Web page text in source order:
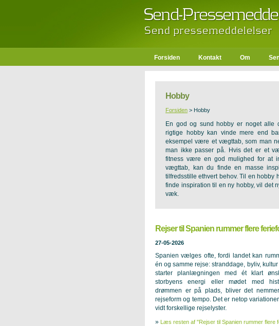
Forsiden Kontakt Om
Hobby
Forsiden > Hobby
En god og sund hobby er noget alle
rigtige hobby kan vinde mere end
eksempel være et vægttab, som man
man ikke passer på. Hvis det er et
fitness være en god mulighed for at
vægttab, kan du finde en masse
tilfredsstille ethvert behov. Til en hobby
finde inspiration til en ny hobby, vil det
væk.
Rejser til Spanien rummer flere
27-05-2026
Spanien vælges ofte, fordi landet kan
én og samme rejse: stranddage, byliv,
starter planlægningen med ét klart
storbyens energi eller mødet med
drømmen er på plads, bliver det
rejseform og tempo. Det er netop
vidt forskellige rejselyster.
» Læs resten af "Rejser til Spanien rummer flere